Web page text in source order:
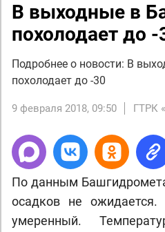
В выходные в
похолодает до -
Подробнее о новости: В
похолодает до -30
9 февраля 2018, 09:50 ГТРК
По данным
осадков не ожидается.
умеренный.